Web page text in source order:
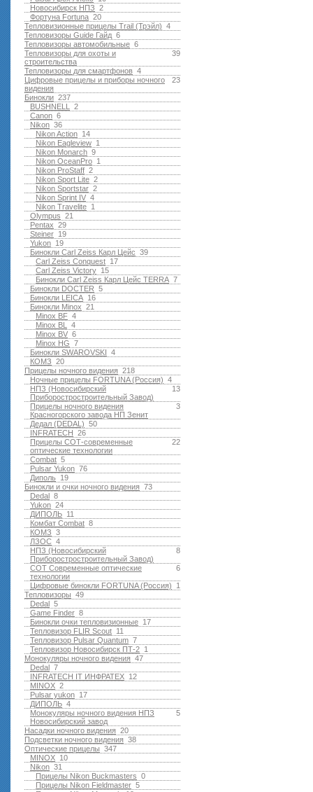
2
Новосибирск НПЗ
20
Фортуна Fortuna
4
Тепловизионные прицелы Trail (Трэйл)
6
Тепловизоры Guide Гайд
6
Тепловизоры автомобильные
39
Тепловизоры для охоты и
строительства
4
Тепловизоры для смартфонов
23
Цифровые прицелы и приборы ночного
видения
237
Бинокли
2
BUSHNELL
6
Canon
36
Nikon
14
Nikon Action
1
Nikon Eagleview
9
Nikon Monarch
1
Nikon OceanPro
2
Nikon ProStaff
2
Nikon Sport Lite
2
Nikon Sportstar
4
Nikon Sprint IV
1
Nikon Travelite
21
Olympus
29
Pentax
19
Steiner
19
Yukon
39
Бинокли Carl Zeiss Карл Цейс
17
Carl Zeiss Conquest
15
Carl Zeiss Victory
7
Бинокли Carl Zeiss Карл Цейс TERRA
5
Бинокли DOCTER
16
Бинокли LEICA
21
Бинокли Minox
4
Minox BF
4
Minox BL
6
Minox BV
7
Minox HG
4
Бинокли SWAROVSKI
20
КОМЗ
218
Прицелы ночного видения
4
Ночные прицелы FORTUNA (Россия)
13
НПЗ (Новосибирский
Приборостростроительный Завод)
3
Прицелы ночного видения
Красногорского завода НП Зенит
50
Дедал (DEDAL)
26
INFRATECH
22
Прицелы СОТ-современные
оптические технологии
5
Combat
76
Pulsar Yukon
19
Диполь
73
Бинокли и очки ночного видения
8
Dedal
24
Yukon
11
ДИПОЛЬ
8
Комбат Combat
3
КОМЗ
4
ЛЗОС
8
НПЗ (Новосибирский
Приборостростроительный Завод)
6
СОТ Современные оптические
технологии
1
Цифровые бинокли FORTUNA (Россия)
49
Тепловизоры
5
Dedal
8
Game Finder
17
Бинокли очки тепловизионные
11
Тепловизор FLIR Scout
7
Тепловизор Pulsar Quantum
1
Тепловизор Новосибирск ПТ-2
47
Монокуляры ночного видения
7
Dedal
12
INFRATECH IT ИНФРАТЕХ
2
MINOX
17
Pulsar yukon
4
ДИПОЛЬ
5
Монокуляры ночного видения НПЗ
Новосибирский завод
20
Насадки ночного видения
38
Подсветки ночного видения
347
Оптические прицелы
10
MINOX
31
Nikon
0
Прицелы Nikon Buckmasters
5
Прицелы Nikon Fieldmaster